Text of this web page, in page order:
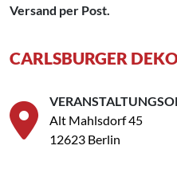
Versand per Post.
CARLSBURGER
Alt Mahlsdorf 45
12623 Berlin